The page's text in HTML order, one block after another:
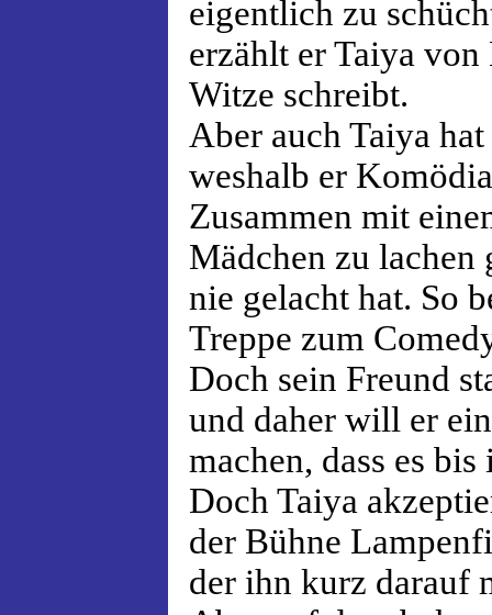
eigentlich zu
erzählt er Taiya
Witze schreibt.
Aber auch Taiya
weshalb er
Zusammen mit
Mädchen zu lachen
nie gelacht hat. So
Treppe zum
Doch sein Freund
und daher will er
machen, dass es
Doch Taiya
der Bühne
der ihn kurz darauf